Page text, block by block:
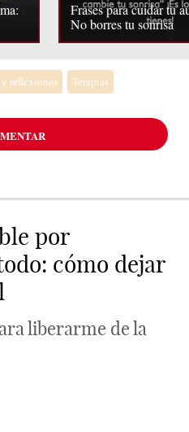
Frases para cuidar tu
No borres tu sonrisa
y reflexiones Terapias
por
cómo dejar
liberarme de la